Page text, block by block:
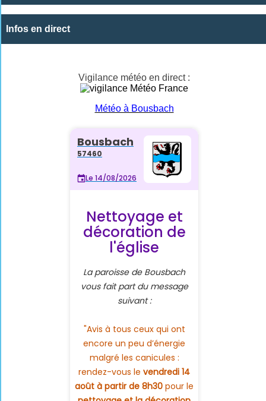
Infos en direct
Vigilance météo en direct :
Météo à Bousbach